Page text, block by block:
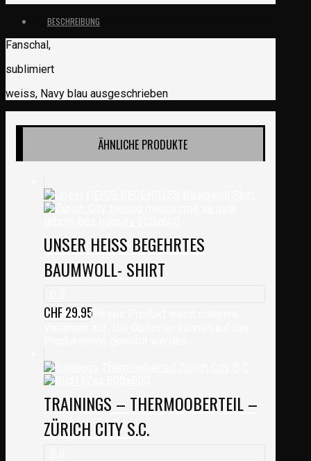
BESCHREIBUNG
Fanschal,
sublimiert
weiss, Navy blau ausgeschrieben
ÄHNLICHE PRODUKTE
UNSER HEISS BEGEHRTES
BAUMWOLL- SHIRT
CHF29.95Dieses Produkt weist mehrere
TRAININGS – THERMOOBERTEIL –
ZÜRICH CITY S.C.